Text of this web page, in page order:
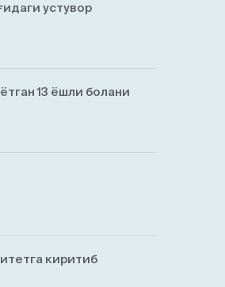
устувор
13 ёшли болани
киритиб